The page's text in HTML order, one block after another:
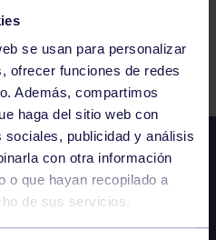
se usan para personalizar
ofrecer funciones de redes
Además, compartimos
haga del sitio web con
publicidad y análisis
con otra información
o que hayan recopilado a
de sus servicios.